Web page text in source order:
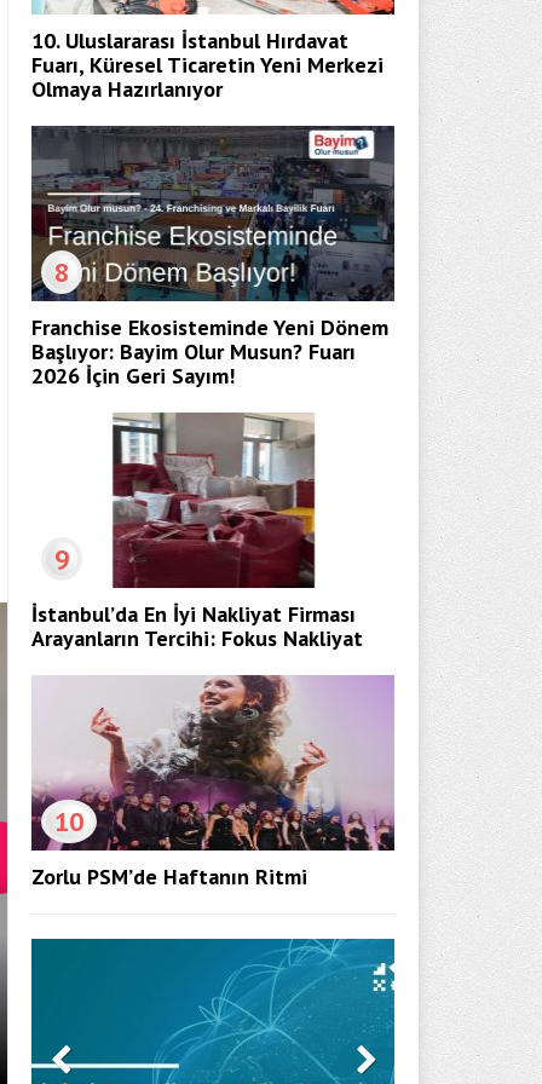
7 AĞUSTOS HAFTASINDA
10. Uluslararası İstanbul Hırdavat
Fuarı, Küresel Ticaretin Yeni Merkezi
Olmaya Hazırlanıyor
8
Franchise Ekosisteminde Yeni Dönem
Başlıyor: Bayim Olur Musun? Fuarı
2026 İçin Geri Sayım!
9
İstanbul’da En İyi Nakliyat Firması
Arayanların Tercihi: Fokus Nakliyat
10
Zorlu PSM’de Haftanın Ritmi